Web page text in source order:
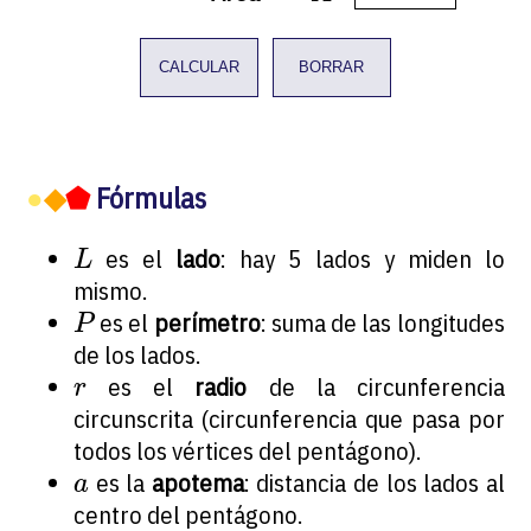
CALCULAR BORRAR
●◆⬟ Fórmulas
L
L es el lado: hay 5 lados y miden lo
mismo.
P
P es el perímetro: suma de las longitudes
de los lados.
r
r es el radio de la circunferencia
circunscrita (circunferencia que pasa por
todos los vértices del pentágono).
a
a es la apotema: distancia de los lados al
centro del pentágono.